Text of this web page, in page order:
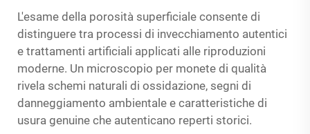
L'esame della porosità superficiale consente di
distinguere tra processi di invecchiamento autentici
e trattamenti artificiali applicati alle riproduzioni
moderne. Un microscopio per monete di qualità
rivela schemi naturali di ossidazione, segni di
danneggiamento ambientale e caratteristiche di
usura genuine che autenticano reperti storici.